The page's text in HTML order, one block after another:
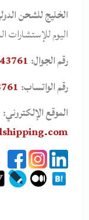
الخليج للشحن
اليوم للإستشارات
رقم الجوال:
رقم الواتساب:
الموقع الإلكتروني: